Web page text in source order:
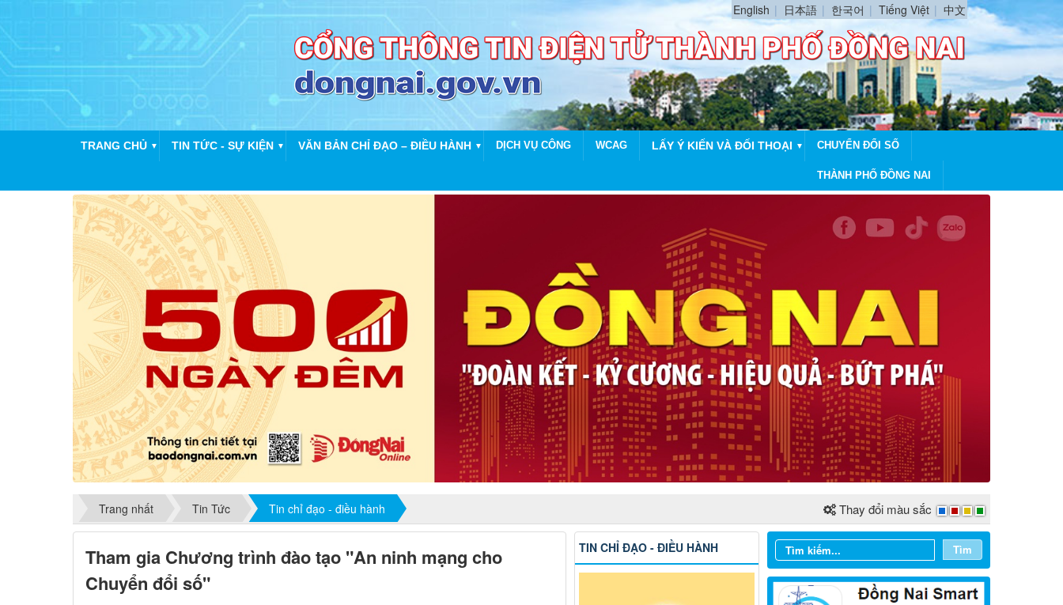
English 日本語 한국어 Tiếng Việt 中文
TRANG CHỦ ▼ TIN TỨC - SỰ KIỆN ▼ VĂN BẢN CHỈ ĐẠO – ĐIỀU HÀNH ▼ DỊCH VỤ CÔNG WCAG LẤY Ý KIẾN VÀ ĐỐI THOẠI ▼ CHUYỂN ĐỔI SỐ
THÀNH PHỐ ĐỒNG NAI
Trang nhất Tin Tức Tin chỉ đạo - điều hành Thay đổi màu sắc
Tham gia Chương trình đào tạo "An ninh mạng cho
Chuyển đổi số"
Tìm
TIN CHỈ ĐẠO - ĐIỀU HÀNH